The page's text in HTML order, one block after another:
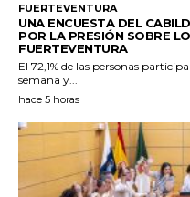
FUERTEVENTURA
UNA ENCUESTA DEL
POR LA PRESIÓN SOBRE
FUERTEVENTURA
El 72,1% de las personas
semana y...
hace 5 horas